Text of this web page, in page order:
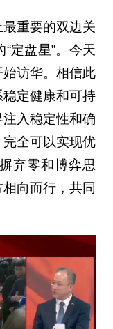
重要的双边关
定盘星”。今天
访华。相信此
定健康和可持
入稳定性和确
全可以实现优
弃零和博弈思
向而行，共同